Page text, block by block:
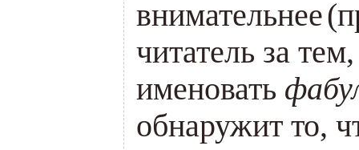
внимательнее(
читатель за
именовать
обнаружит то,